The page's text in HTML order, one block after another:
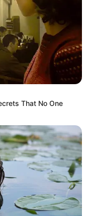
ΑΚΟΛΟΥΘΉΣΤΕ
That No One